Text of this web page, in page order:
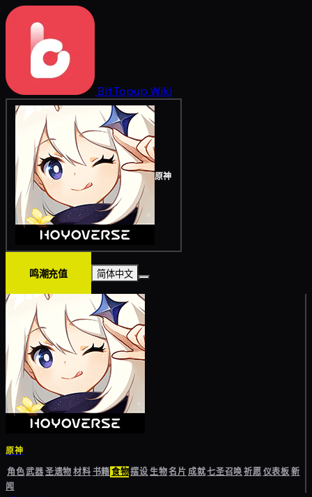
BitTopup Wiki
原神
鸣潮充值 简体中文
原神
角色武器圣遗物材料书籍食物摆设生物名片成就七圣召唤祈愿仪表板新
闻